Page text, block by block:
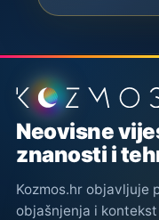
Podnožje
Neovisne
znanosti i
Kozmos.hr objavljuje
objašnjenja i